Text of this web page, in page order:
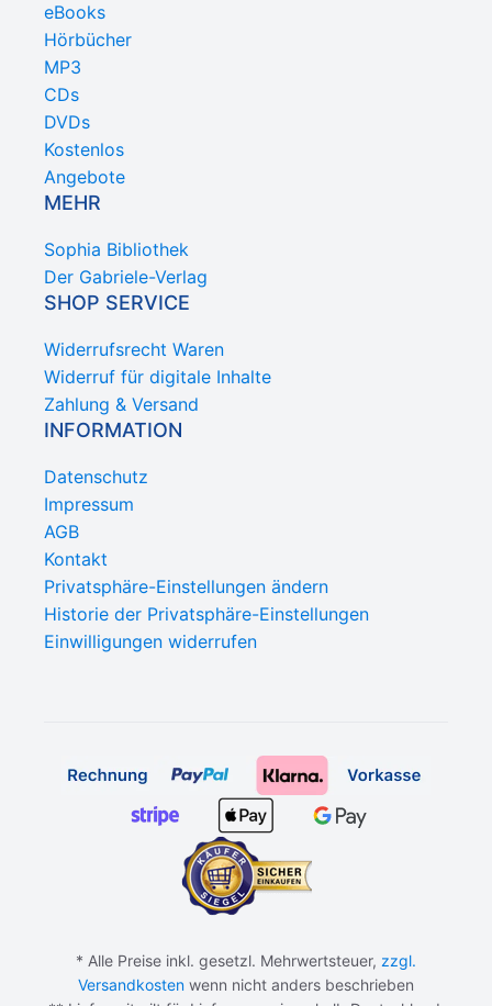
eBooks
Hörbücher
MP3
CDs
DVDs
Kostenlos
Angebote
MEHR
Sophia Bibliothek
Der Gabriele-Verlag
SHOP SERVICE
Widerrufsrecht Waren
Widerruf für digitale Inhalte
Zahlung & Versand
INFORMATION
Datenschutz
Impressum
AGB
Kontakt
Privatsphäre-Einstellungen ändern
Historie der Privatsphäre-Einstellungen
Einwilligungen widerrufen
* Alle Preise inkl. gesetzl. Mehrwertsteuer, zzgl.
Versandkosten wenn nicht anders beschrieben